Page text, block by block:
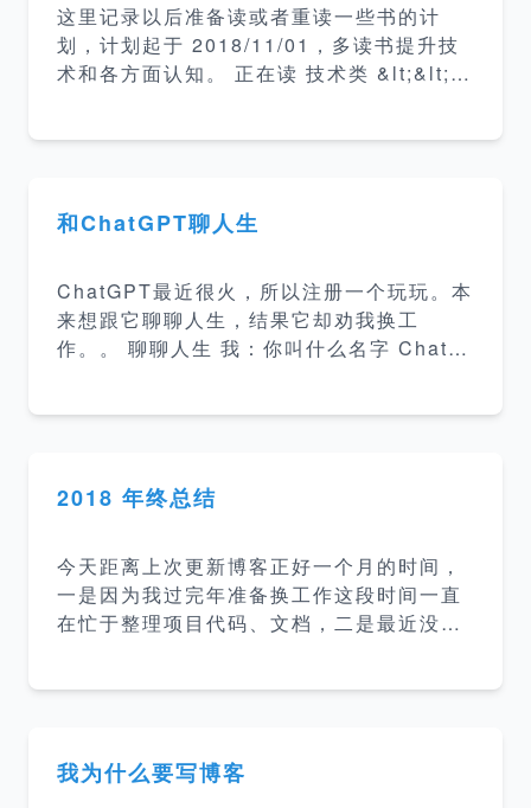
这里记录以后准备读或者重读一些书的计
划，计划起于 2018/11/01，多读书提升技
术和各方面认知。 正在读 技术类 &lt;&lt;
构和各部分实现方案。 &lt;&lt; 编码的奥秘
&gt;&gt; 25% 计算机编码普及读物 &lt;&lt;
lt
和ChatGPT聊人生
ChatGPT最近很火，所以注册一个玩玩。本
来想跟它聊聊人生，结果它却劝我换工
作。。 聊聊人生 我：你叫什么名字 ChatG
际意义上的名字。 我：好，我以后就叫你雨
宝吧 ChatGPT：很高兴与您相识，您称呼
我：雨宝，人生的意义是什么？ 雨宝：作为
一个AI模型，我没有自我意识和个人感受，
因此不能对人生的意义发表个人观点。不同
的解释，有的认为人生的意
2018 年终总结
今天距离上次更新博客正好一个月的时间，
一是因为我过完年准备换工作这段时间一直
在忙于整理项目代码、文档，二是最近没有
目标。 2018 年 工作 工作上的内容没什么
好说的，没什么大的波澜，做了四个项目，
我为什么要写博客